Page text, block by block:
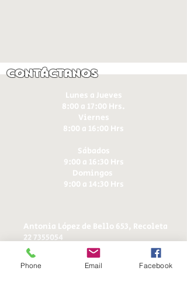
Contáctanos
Lunes a Jueves
8:00 a 17:00 Hrs.
Viernes
8:00 a 16:00 Hrs​
Sábados
9:00 a 16:30 Hrs
Domingos
9:00 a 14:30 Hrs
Antonia López de Bello 653, Recoleta
22 7355054
22 7375725
+56 9 75224598
ducereposteria@gmail.com
Phone Email Facebook